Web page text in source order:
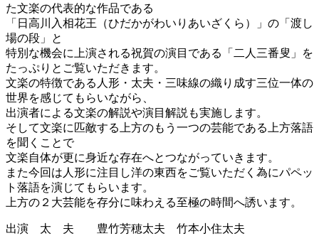
た文楽の代表的な作品である
「日高川入相花王（ひだかがわいりあいざくら）」の「渡し
場の段」と
特別な機会に上演される祝賀の演目である「二人三番叟」を
たっぷりとご覧いただきます。
文楽の特徴である人形・太夫・三味線の織り成す三位一体の
世界を感じてもらいながら、
出演者による文楽の解説や演目解説も実施します。
そして文楽に匹敵する上方のもう一つの芸能である上方落語
を聞くことで
文楽自体が更に身近な存在へとつながっていきます。
また今回は人形に注目し洋の東西をご覧いただく為にパペッ
ト落語を演じてもらいます。
上方の２大芸能を存分に味わえる至極の時間へ誘います。
出演 太 夫 豊竹芳穂太夫 竹本小住太夫